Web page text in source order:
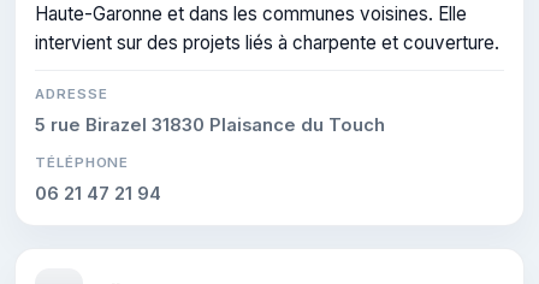
Haute-Garonne et dans les communes voisines. Elle
intervient sur des projets liés à charpente et couverture.
ADRESSE
5 rue Birazel 31830 Plaisance du Touch
TÉLÉPHONE
06 21 47 21 94